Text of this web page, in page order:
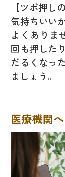
【ツボ押し
気持ちいい
よくありま
回も押した
だるくなっ
ましょう。
医療機関